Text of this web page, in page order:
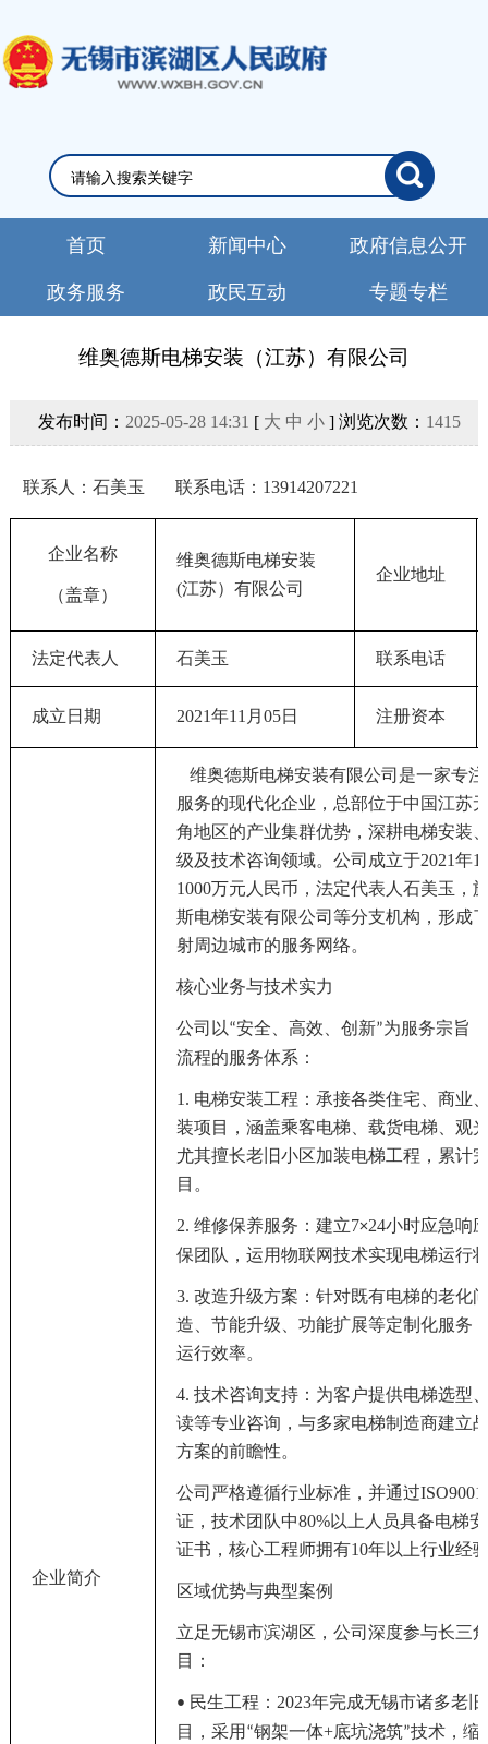
首页 新闻中心 政府信息公开
政务服务 政民互动 专题专栏
维奥德斯电梯安装（江苏）有限公司
发布时间： 2025-05-28 14:31 [ 大 中 小] 浏览次数： 1415
联系人： 石美玉 联系电话： 13914207221
企业名称
（盖章）
维奥德斯电梯安装
(江苏）有限公司
企业地址
法定代表人 石美玉 联系电话
成立日期 2021年11月05日 注册资本
企业简介
维奥德斯电梯安装有限公司是一家专
服务的现代化企业，总部位于中国江苏
角地区的产业集群优势，深耕电梯安装
级及技术咨询领域。公司成立于2021年
1000万元人民币，法定代表人石美玉，
斯电梯安装有限公司等分支机构，形成
射周边城市的服务网络。
核心业务与技术实力
公司以“安全、高效、创新”为服务宗旨
流程的服务体系：
1. 电梯安装工程：承接各类住宅、商业
装项目，涵盖乘客电梯、载货电梯、观
尤其擅长老旧小区加装电梯工程，累计
目。
2. 维修保养服务：建立7×24小时应急响
保团队，运用物联网技术实现电梯运行
3. 改造升级方案：针对既有电梯的老化
造、节能升级、功能扩展等定制化服务
运行效率。
4. 技术咨询支持：为客户提供电梯选型
读等专业咨询，与多家电梯制造商建立
方案的前瞻性。
公司严格遵循行业标准，并通过
证，技术团队中80%以上人员具备电梯
证书，核心工程师拥有10年以上行业经
区域优势与典型案例
立足无锡市滨湖区 ，公司深度参与长三
目：
• 民生工程：2023年完成无锡市诸多老
目，采用 “钢架一体+底坑浇筑”技术，缩